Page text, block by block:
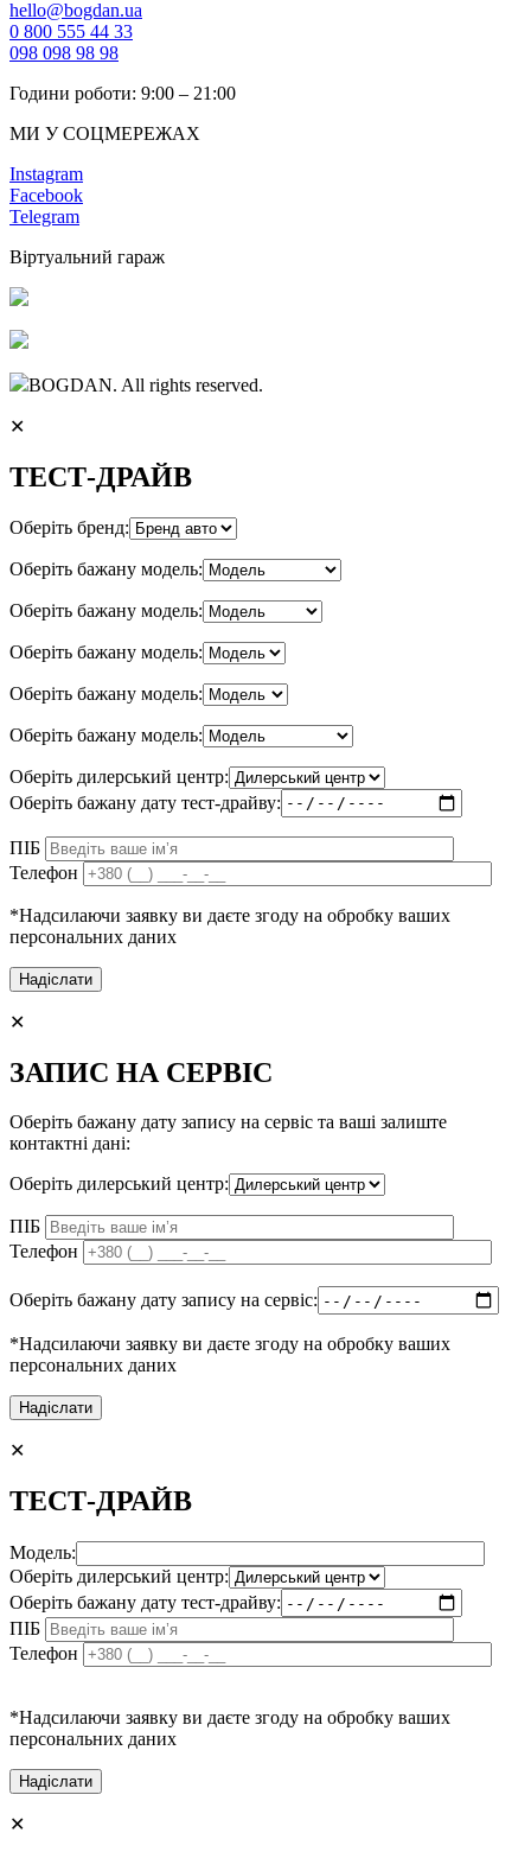
hello@bogdan.ua
0 800 555 44 33
098 098 98 98
Години роботи: 9:00 – 21:00
МИ У СОЦМЕРЕЖАХ
Instagram
Facebook
Telegram
Віртуальний гараж
BOGDAN. All rights reserved.
✕
ТЕСТ-ДРАЙВ
Оберіть бренд:
Оберіть бажану модель:
Оберіть бажану модель:
Оберіть бажану модель:
Оберіть бажану модель:
Оберіть бажану модель:
Оберіть дилерський центр:
Оберіть бажану дату тест-драйву:
ПІБ
Телефон
*Надсилаючи заявку ви даєте згоду на обробку ваших
персональних даних
✕
ЗАПИС НА СЕРВІС
Оберіть бажану дату запису на сервіс та ваші залиште
контактні дані:
Оберіть дилерський центр:
ПІБ
Телефон
Оберіть бажану дату запису на сервіс:
*Надсилаючи заявку ви даєте згоду на обробку ваших
персональних даних
✕
ТЕСТ-ДРАЙВ
Модель:
Оберіть дилерський центр:
Оберіть бажану дату тест-драйву:
ПІБ
Телефон
*Надсилаючи заявку ви даєте згоду на обробку ваших
персональних даних
✕